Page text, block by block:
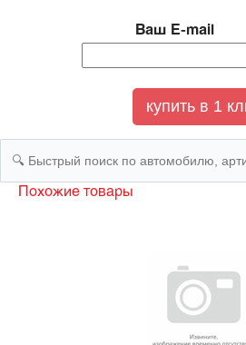
Ваш E-mail
Похожие товары